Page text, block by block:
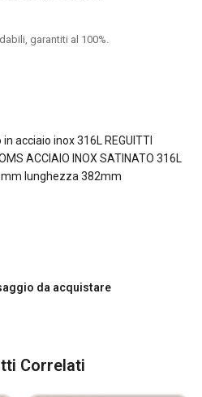
garantiti al 100%.
acciaio inox 316L REGUITTI
ACCIAIO INOX SATINATO 316L
lunghezza 382mm
da acquistare
Correlati